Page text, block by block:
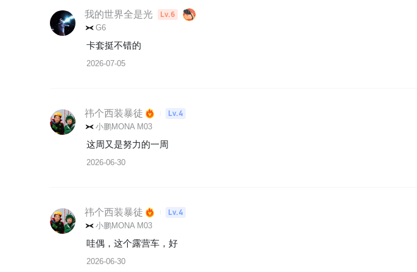
我的世界全是光 Lv.6
G6
卡套挺不错的
2026-07-05
祎个西装暴徒 Lv.4
小鹏MONA M03
这周又是努力的一周
2026-06-30
祎个西装暴徒 Lv.4
小鹏MONA M03
哇偶，这个露营车，好
2026-06-30